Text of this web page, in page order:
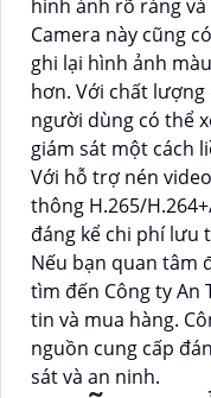
hình ảnh rõ ràng
Camera này cũng
ghi lại hình ảnh
hơn. Với chất
người dùng có thể
giám sát một cách
Với hỗ trợ nén
thông H.265/
đáng kể chi phí lưu
Nếu bạn quan tâm
tìm đến Công ty An
tin và mua hàng.
nguồn cung cấp
sát và an ninh.